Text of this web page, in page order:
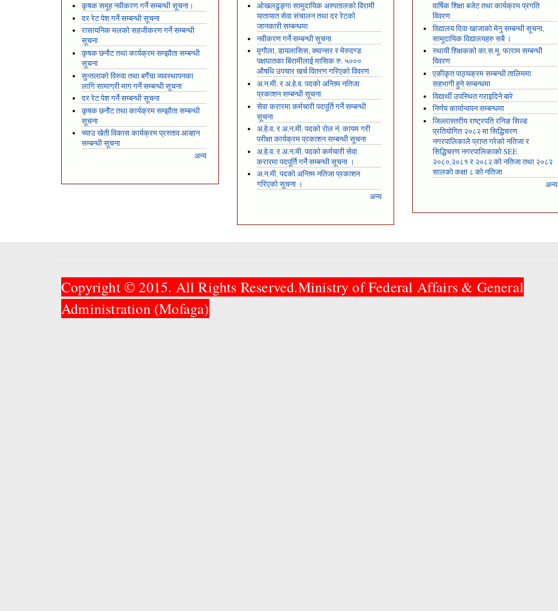
कृषक समूह नवीकरण गर्ने सम्बन्धी सूचना।
दर रेट पेश गर्ने सम्बन्धी सूचना
रासायनिक मलको सहजीकरण गर्ने सम्बन्धी
सूचना
कृषक छनौट तथा कार्यक्रम सम्झौता सम्बन्धी
सूचना
सुन्तलाको विरुवा तथा बगैंचा व्यवस्थापनका
लागि सामाग्री माग गर्ने सम्बन्धी सूचना
दर रेट पेश गर्ने सम्बन्धी सूचना
कृषक छनौट तथा कार्यक्रम सम्झौता सम्बन्धी
सूचना
च्याउ खेती विकास कार्यक्रम प्रस्ताव आव्हान
सम्बन्धी सूचना
अन्य
ओखलढुङ्गा सामुदायिक अस्पतालको विरामी
यातायात सेवा संचालन तथा दर रेटको
जानकारी सम्बन्धमा
नवीकरण गर्ने सम्बन्धी सूचना
मृगौला, डायलासिस, क्यान्सर र मेरुदण्ड
पक्षघातका बिरामीलाई मासिक रु. ५०००
औषधि उपचार खर्च वितरण गरिएको विवरण
अ.न.मी. र अ.हे.व. पदको अन्तिम नतिजा
प्रकाशन सम्बन्धी सूचना
सेवा करारमा कर्मचारी पदपूर्ति गर्ने सम्बन्धी
सूचना
अ.हे.व. र अ.न.मी. पदको रोल नं. कायम गरी
परीक्षा कार्यक्रम प्रकाशन सम्बन्धी सूचना
अ.हे.व. र अ.न.मी. पदको कर्मचारी सेवा
करारमा पदपूर्ति गर्ने सम्बन्धी सूचना ।
अ.न.मी. पदको अन्तिम नतिजा प्रकाशन
गरिएको सूचना ।
अन्य
वार्षिक शिक्षा बजेट तथा कार्यक्रम प्रगति
विवरण
विद्यालय दिवा खाजाको मेनु सम्बन्धी सूचना,
सामुदायिक विद्यालयहरु सबै ।
स्थायी शिक्षकको का.स.मू. फाराम सम्बन्धी
विवरण
एकीकृत पाठ्यक्रम सम्बन्धी तालिममा
सहभागी हुने सम्बन्धमा
विद्यार्थी उपस्थित गराइदिने बारे
निर्णय कार्यान्वयन सम्बन्धमा
जिल्लास्तरीय राष्ट्रपति रनिङ सिल्ड
प्रतियोगित २०८२ मा सिद्धिचरण
नगरपालिकाले प्राप्त गरेकाे नतिजा र
सिद्धिचरण नगरपालिकाको SEE
२०८०,२०८१ र २०८२ को नतिजा तथा २०८२
सालको कक्षा ८ को नतिजा
अन्य
Copyright © 2015. All Rights Reserved.Ministry of Federal Affairs & General
Administration (Mofaga)